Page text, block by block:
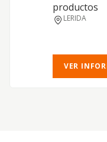
productos
LERIDA
VER